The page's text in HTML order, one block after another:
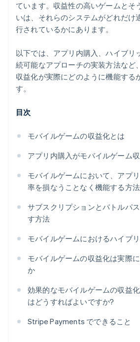
ています。収益性の高いゲームとそ
いは、それらのシステムがどれだけ
行されているかにあります。
以下では、アプリ内購入、ハイブリ
続可能なアプローチの実装方法など
収益化が実際にどのように機能する
す。
目次
モバイルゲームの収益化とは
アプリ内購入がモバイルゲーム
モバイルゲームにおいて、アプ
率を損なうことなく機能する方法
サブスクリプションとバトルパ
す方法
モバイルゲームにおけるハイブ
モバイルゲームの収益化は実際
か
効果的なモバイルゲームの収益
はどうすればよいですか?
Stripe Payments でできること